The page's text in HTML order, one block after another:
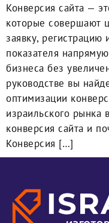
Конверсия сайта —
которые совершают
заявку,
показателя
бизнеса без
руководстве вы
оптимизации
израильского рынка
конверсия сайта и
Конверсия […]